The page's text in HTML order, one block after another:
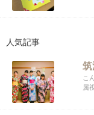
人気記事
こ
属